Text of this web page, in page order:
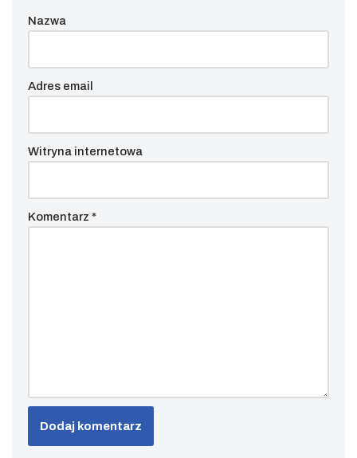
Nazwa
Adres email
Witryna internetowa
Komentarz *